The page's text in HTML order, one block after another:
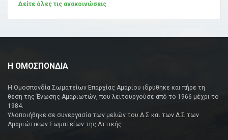
Δείτε όλες τις ανακοινώσεις
Η ΟΜΟΣΠΟΝΔΙΑ
Η Ομοσπονδία Σωματείων Επαρχίας Αμαρίου ιδρύθηκε και πήρε τη
θέση της Ένωσης Αμαριωτών, που λειτουργούσε από το 1966 μέχρι το
1984.
Υλοποιήθηκε σε συνεργασία των μελών του Δ.Σ και των Δ.Σ των
Αμαριώτικων Σωματείων της Αττικής.